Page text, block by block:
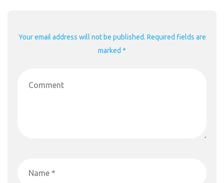
Your email address will not be published. Required fields are
marked *